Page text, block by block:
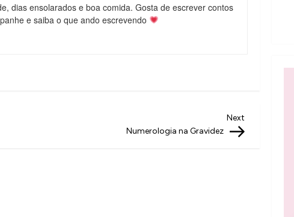
dias ensolarados e boa comida. Gosta de escrever contos
e saiba o que ando escrevendo
Post
Next
Numerologia na Gravidez